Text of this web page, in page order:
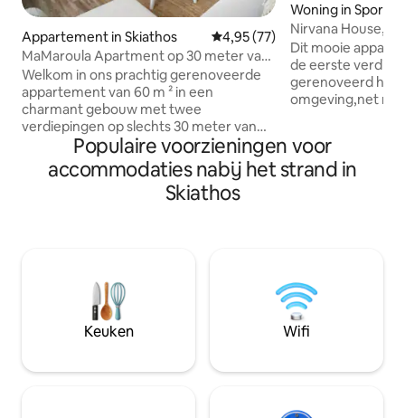
Appartement in Skiathos Gemiddelde beoordeling van
4,95 (77)
MaMaroula Apartment op 30 meter van
strand
Welkom in ons prachtig gerenoveerde
appartement van 60 m ² in een
charmant gebouw met twee
verdiepingen op slechts 30 meter van
het strand van Megali Ammos en op
slechts 10 minuten lopen van het
centrum van Skiathos. Je vindt een
verscheidenheid aan restaurants en
verhuurdiensten voor boten, auto's en
motorfietsen het gemakkelijk om het
eiland te verkennen. Geniet van een
perfecte mix van ontspanning en
Woning in
Nirvana House,
Dit mooie
de eerste
gerenoveerd huis
omgeving,net
personen, een
en een groot
minuten afstand.
Populaire voorzieningen voor
accommodaties nabij het strand in
Skiathos
Keuken Wifi